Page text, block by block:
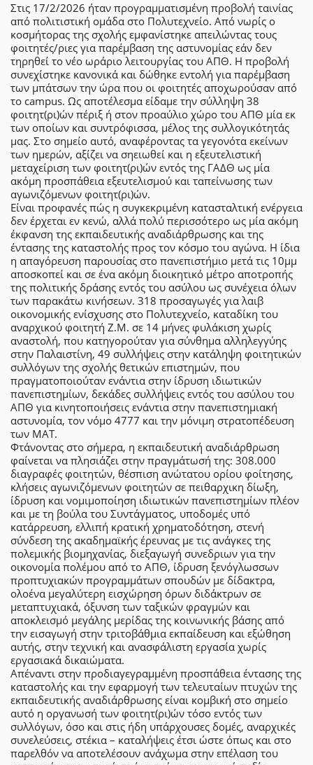
Στις 17/2/2026 ήταν προγραμματισμένη προβολή ταινίας
από πολιτιστική ομάδα στο Πολυτεχνείο. Από νωρίς ο
κοσμήτορας της σχολής εμφανίστηκε απειλώντας τους
φοιτητές/ριες για παρέμβαση της αστυνομίας εάν δεν
τηρηθεί το νέο ωράριο λειτουργίας του ΑΠΘ. Η προβολή
συνεχίστηκε κανονικά και δώθηκε εντολή για παρέμβαση
των μπάτσων την ώρα που οι φοιτητές αποχωρούσαν από
το campus. Ως αποτέλεσμα είδαμε την σύλληψη 38
φοιτητ(ρι)ών πέριξ ή στον προαύλιο χώρο του ΑΠΘ μία εκ
των οποίων και συντρόφισσα, μέλος της συλλογικότητάς
μας. Στο σημείο αυτό, αναφέροντας τα γεγονότα εκείνων
των ημερών, αξίζει να σηειωθεί και η εξευτελιστική
μεταχείριση των φοιτητ(ρι)ών εντός της ΓΑΔΘ ως μία
ακόμη προσπάθεια εξευτελισμού και ταπείνωσης των
αγωνιζόμενων φοιτητ(ρι)ών.
Είναι προφανές πώς η συγκεκριμένη κατασταλτική ενέργεια
δεν έρχεται εν κενώ, αλλά πολύ περισσότερο ως μία ακόμη
έκφανση της εκπαιδευτικής αναδιάρθρωσης και της
έντασης της καταστολής προς τον κόσμο του αγώνα. Η ίδια
η απαγόρευση παρουσίας στο πανεπιστήμιο μετά τις 10μμ
αποσκοπεί και σε ένα ακόμη διοικητικό μέτρο αποτροπής
της πολιτικής δράσης εντός του ασύλου ως συνέχεια όλων
των παρακάτω κινήσεων. 318 προσαγωγές για λαιβ
οικονομικής ενίσχυσης στο Πολυτεχνείο, καταδίκη του
αναρχικού φοιτητή Ζ.Μ. σε 14 μήνες φυλάκιση χωρίς
αναστολή, που κατηγορούταν για σύνθημα αλληλεγγύης
στην Παλαιστίνη, 49 συλλήψεις στην κατάληψη φοιτητικών
συλλόγων της σχολής θετικών επιστημών, που
πραγματοποιούταν ενάντια στην ίδρυση ιδιωτικών
πανεπιστημίων, δεκάδες συλλήψεις εντός του ασύλου του
ΑΠΘ για κινητοποιήσεις ενάντια στην πανεπιστημιακή
αστυνομία, τον νόμο 4777 και την μόνιμη στρατοπέδευση
των ΜΑΤ.
Φτάνοντας στο σήμερα, η εκπαιδευτική αναδιάρθρωση
φαίνεται να πλησιάζει στην πραγμάτωσή της: 308.000
διαγραφές φοιτητών, θέσπιση ανώτατου ορίου φοίτησης,
κλήσεις αγωνιζόμενων φοιτητών σε πειθαρχικη δίωξη,
ίδρυση και νομιμοποίηση ιδιωτικών πανεπιστημίων πλέον
και με τη βούλα του Συντάγματος, υποδομές υπό
κατάρρευση, ελλιπή κρατική χρηματοδότηση, στενή
σύνδεση της ακαδημαϊκής έρευνας με τις ανάγκες της
πολεμικής βιομηχανίας, διεξαγωγή συνεδριων για την
οικονομία πολέμου από το ΑΠΘ, ίδρυση ξενόγλωσσων
προπτυχιακών προγραμμάτων σπουδών με δίδακτρα,
ολοένα μεγαλύτερη εισχώρηση όρων διδάκτρων σε
μεταπτυχιακά, όξυνση των ταξικών φραγμών και
αποκλεισμό μεγάλης μερίδας της κοινωνικής βάσης από
την εισαγωγή στην τριτοβάθμια εκπαίδευση και εξώθηση
αυτής, στην τεχνική και ανασφάλιστη εργασία χωρίς
εργασιακά δικαιώματα.
Απέναντι στην προδιαγεγραμμένη προσπάθεια έντασης της
καταστολής και την εφαρμογή των τελευταίων πτυχών της
εκπαιδευτικής αναδιάρθρωσης είναι κομβική στο σημείο
αυτό η οργανωσή των φοιτητ(ρι)ών τόσο εντός των
συλλόγων, όσο και στις ήδη υπάρχουσες δομές, αναρχικές
συνελεύσεις, στέκια – καταλήψεις έτσι ώστε όπως και στο
παρελθόν να αποτελέσουν ανάχωμα στην επέλαση του